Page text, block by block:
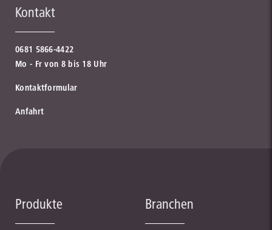
Kontakt
0681 5866-4422
Mo - Fr von 8 bis 18 Uhr
Kontaktformular
Anfahrt
Produkte Branchen